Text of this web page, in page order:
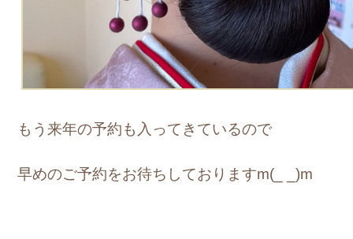
もう来年の予約も入ってきているので
早めのご予約をお待ちしておりますm(_ _)m